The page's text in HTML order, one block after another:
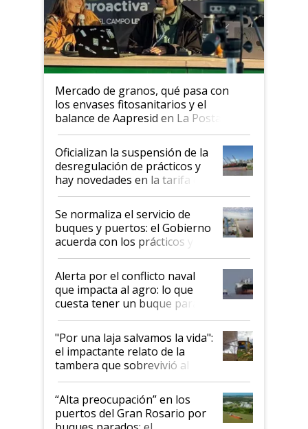
Mercado de granos, qué pasa con
los envases fitosanitarios y el
balance de Aapresid en La Posta
Oficializan la suspensión de la
desregulación de prácticos y
hay novedades en la tarifa de
la hidrovía
Se normaliza el servicio de
buques y puertos: el Gobierno
acuerda con los prácticos y
suspende el decreto de
desregulación
Alerta por el conflicto naval
que impacta al agro: lo que
cuesta tener un buque parado
y el peligro de que Argentina
pase a ser "país sucio"
"Por una laja salvamos la vida":
el impactante relato de la
tambera que sobrevivió al
tornado
“Alta preocupación” en los
puertos del Gran Rosario por